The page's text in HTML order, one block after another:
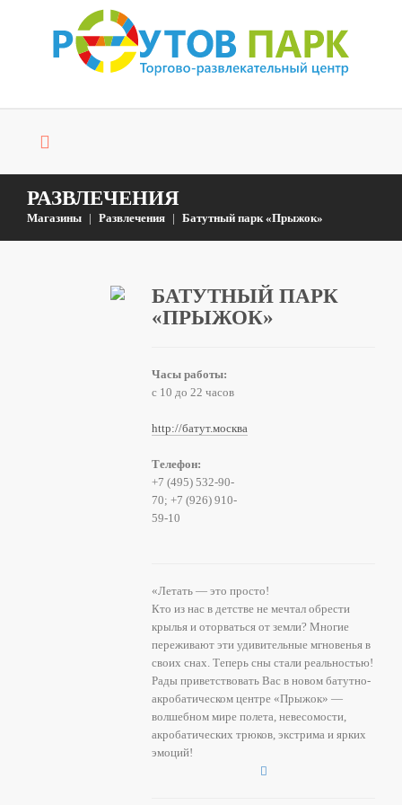
РАЗВЛЕЧЕНИЯ
Магазины Развлечения Батутный парк «Прыжок»
БАТУТНЫЙ ПАРК
«ПРЫЖОК»
Часы работы:
с 10 до 22 часов
http://батут.москва
Телефон:
+7 (495) 532-90-
70; +7 (926) 910-
59-10
«Летать — это просто!
Кто из нас в детстве не мечтал обрести
крылья и оторваться от земли? Многие
переживают эти удивительные мгновенья в
своих снах. Теперь сны стали реальностью!
Рады приветствовать Вас в новом батутно-
акробатическом центре «Прыжок» —
волшебном мире полета, невесомости,
акробатических трюков, экстрима и ярких
эмоций!